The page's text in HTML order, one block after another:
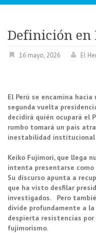
Definición en
16 mayo, 2026 El
El Perú se encamina
segunda vuelta
decidirá quién ocupará el
rumbo tomará un país
inestabilidad institucional
Keiko Fujimori, que llega
intenta presentarse como
Su discurso apunta a
que ha visto desfilar
investigados. Pero
divide profundamente a la
despierta resistencias
fujimorismo.